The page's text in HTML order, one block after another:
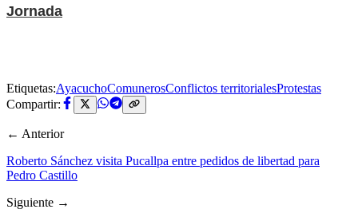
Jornada
Etiquetas:AyacuchoComunerosConflictos territorialesProtestas
Compartir:
← Anterior
Roberto Sánchez visita Pucallpa entre pedidos de libertad para
Pedro Castillo
Siguiente →